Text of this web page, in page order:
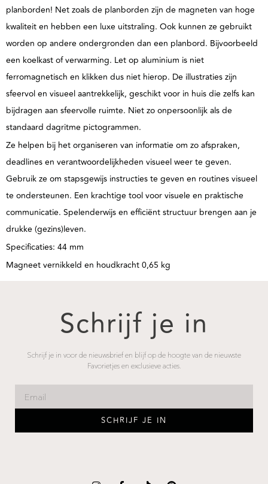
planborden! Net zoals de planborden zijn de magneten van hoge
kwaliteit en hebben een luxe uitstraling. Ook kunnen ze gebruikt
worden op andere ondergronden dan een planbord. Bijvoorbeeld
een koelkast of verwarming. Let op aluminium is niet
ferromagnetisch en klikken dus niet hierop. De illustraties zijn
sfeervol en visueel aantrekkelijk, geschikt voor in huis die zelfs kan
bijdragen aan sfeervolle ruimte. Niet zo onpersoonlijk als de
standaard dagritme pictogrammen.
Ze helpen bij het organiseren van informatie om zo afspraken,
deadlines en verantwoordelijkheden visueel weer te geven.
Gebruik ze om stapsgewijs instructies te geven en routines visueel
te ondersteunen. Een krachtige tool voor visuele en praktische
communicatie. Spelenderwijs en efficiënt structuur brengen aan je
drukke (gezins)leven.
Specificaties: 44 mm
Magneet vernikkeld en houdkracht 0,65 kg
Schrijf je in
Schrijf je in voor de nieuwsbrief en blijf op de hoogte van de nieuwste
Favorietjes en exclusieve acties.
SCHRIJF JE IN